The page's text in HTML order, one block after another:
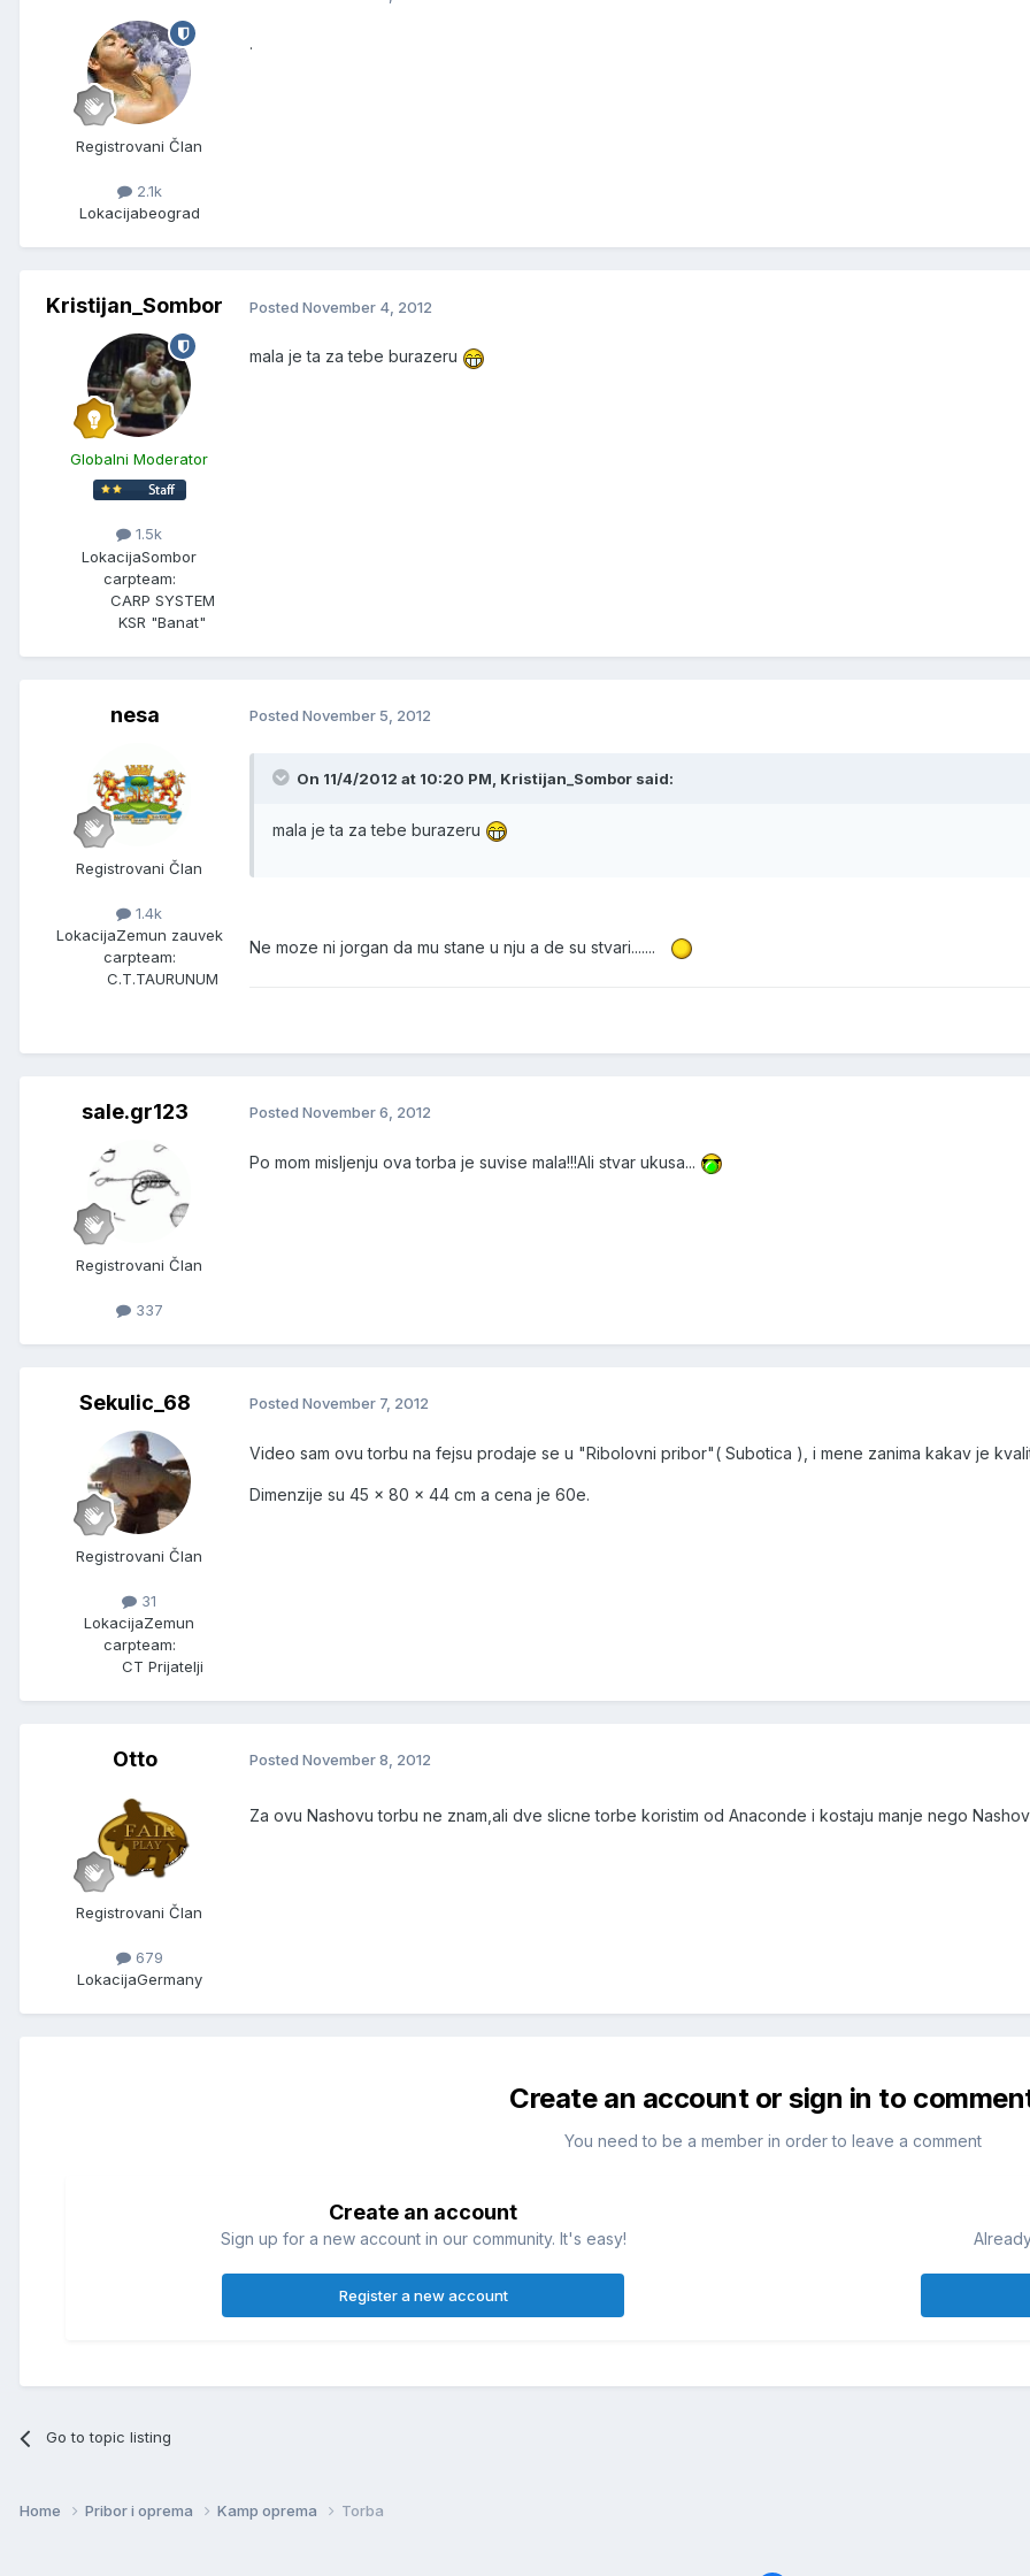
Registrovani Član
2.1k
Lokacijabeograd
.
Kristijan_Sombor
Globalni Moderator
1.5k
LokacijaSombor
carpteam:
CARP SYSTEM
KSR "Banat"
Posted November 4, 2012
mala je ta za tebe burazeru
nesa
Registrovani Član
1.4k
LokacijaZemun zauvek
carpteam:
C.T.TAURUNUM
Posted November 5, 2012
On 11/4/2012 at 10:20 PM, Kristijan_Sombor said:
mala je ta za tebe burazeru
Ne moze ni jorgan da mu stane u nju a de su stvari.......
sale.gr123
Registrovani Član
337
Posted November 6, 2012
Po mom misljenju ova torba je suvise mala!!!Ali stvar ukusa...
Sekulic_68
Registrovani Član
31
LokacijaZemun
carpteam:
CT Prijatelji
Posted November 7, 2012
Video sam ovu torbu na fejsu prodaje se u "Ribolovni pribor"( Subotica ), i mene zanima kakav je
Dimenzije su 45 x 80 x 44 cm a cena je 60e.
Otto
Registrovani Član
679
LokacijaGermany
Posted November 8, 2012
Za ovu Nashovu torbu ne znam,ali dve slicne torbe koristim od Anaconde i kostaju manje nego
Create an account or sign in to
You need to be a member in order to leave a comment
Create an account
Sign up for a new account in our community. It's easy!
Register a new account
Go to topic listing
Home Pribor i oprema Kamp oprema Torba